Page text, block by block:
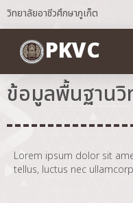
วิทยาลัยอาชีวศึกษาภูเก็ต
PKVC
ข้อมูลพื้นฐานวิ
Lorem ipsum dolor sit
tellus, luctus nec